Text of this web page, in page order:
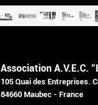
Association A.V.E.C.
105 Quai des Entreprises.
84660 Maubec - France